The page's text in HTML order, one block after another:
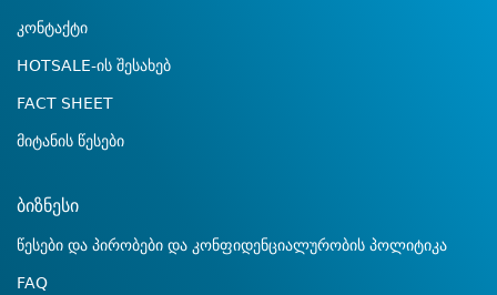
კონტაქტი
HOTSALE-ის შესახებ
FACT SHEET
მიტანის წესები
ბიზნესი
წესები და პირობები და კონფიდენციალურობის პოლიტიკა
FAQ